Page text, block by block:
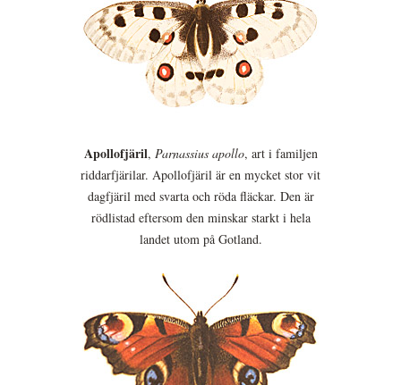
Apollofjäril, Parnassius apollo, art i familjen
riddarfjärilar. Apollofjäril är en mycket stor vit
dagfjäril med svarta och röda fläckar. Den är
rödlistad eftersom den minskar starkt i hela
landet utom på Gotland.